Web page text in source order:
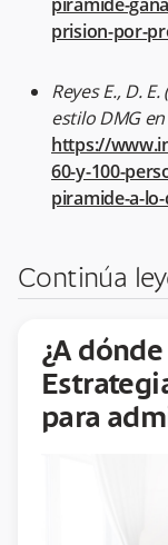
prision-por-
Reyes E., D.
estilo DMG
https://
60-y-100-
piramide-a-
Continúa
¿A
para